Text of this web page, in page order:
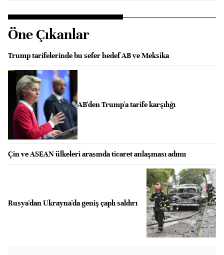
Öne Çıkanlar
Trump tarifelerinde bu sefer hedef AB ve Meksika
AB'den Trump'a tarife karşılığı
Çin ve ASEAN ülkeleri arasında ticaret anlaşması adımı
Rusya'dan Ukrayna'da geniş çaplı saldırı